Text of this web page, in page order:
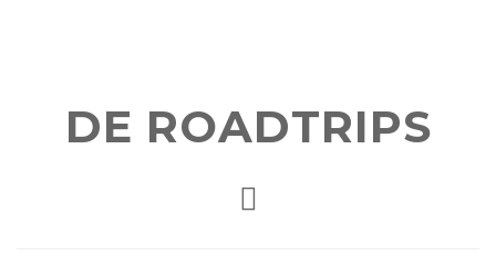
DE ROADTRIPS